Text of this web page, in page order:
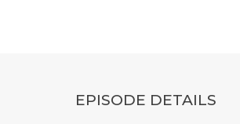
EPISODE DETAILS